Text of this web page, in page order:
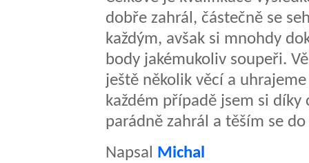
dobře zahrál, částečně se
každým, avšak si mnohdy
body jakémukoliv soupeři.
ještě několik věcí a
každém případě jsem si díky
parádně zahrál a těším se
Napsal Michal